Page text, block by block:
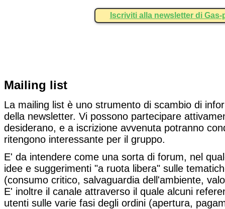
Iscriviti alla newsletter di Gas-
Mailing list
La mailing list è uno strumento di scambio di
della newsletter. Vi possono partecipare
desiderano, e a iscrizione avvenuta potranno
ritengono interessante per il gruppo.
E' da intendere come una sorta di forum, nel
idee e suggerimenti "a ruota libera" sulle
(consumo critico, salvaguardia dell'ambiente,
E' inoltre il canale attraverso il quale alcuni
utenti sulle varie fasi degli ordini (apertura,